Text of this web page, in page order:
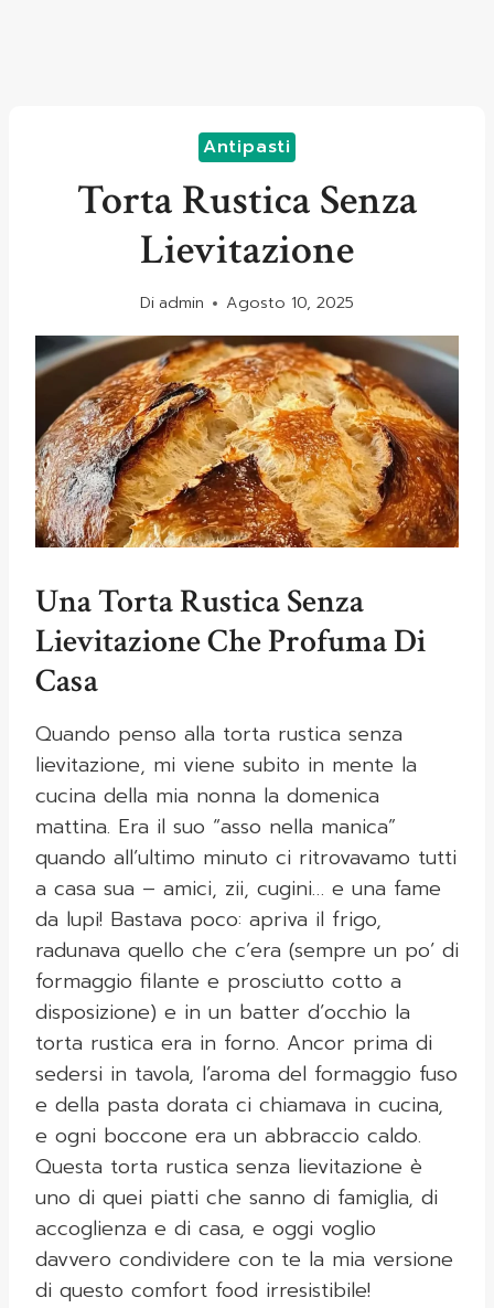
Antipasti
Torta Rustica Senza
Lievitazione
Di admin Agosto 10, 2025
Una Torta Rustica Senza
Lievitazione Che Profuma Di
Casa
Quando penso alla torta rustica senza
lievitazione, mi viene subito in mente la
cucina della mia nonna la domenica
mattina. Era il suo “asso nella manica”
quando all’ultimo minuto ci ritrovavamo tutti
a casa sua – amici, zii, cugini… e una fame
da lupi! Bastava poco: apriva il frigo,
radunava quello che c’era (sempre un po’ di
formaggio filante e prosciutto cotto a
disposizione) e in un batter d’occhio la
torta rustica era in forno. Ancor prima di
sedersi in tavola, l’aroma del formaggio fuso
e della pasta dorata ci chiamava in cucina,
e ogni boccone era un abbraccio caldo.
Questa torta rustica senza lievitazione è
uno di quei piatti che sanno di famiglia, di
accoglienza e di casa, e oggi voglio
davvero condividere con te la mia versione
di questo comfort food irresistibile!